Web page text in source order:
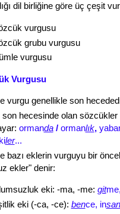
dil birliğine göre üç çeşit
vurgusu
grubu vurgusu
vurgusu
Vurgusu
vurgu genellikle son
son hecesinde olan
ormanda/ ormanlık,
ler...
bazı eklerin vurguyu bir
ekler" denir:
eki: -ma, -me: git
eki (-ca, -ce): bence, insan